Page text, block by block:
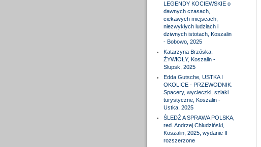
LEGENDY KOCIEWSKIE o
dawnych czasach,
ciekawych miejscach,
niezwykłych ludziach i
dziwnych istotach, Koszalin
- Bobowo, 2025
Katarzyna Brzóska,
ŻYWIOŁY, Koszalin -
Słupsk, 2025
Edda Gutsche, USTKA I
OKOLICE - PRZEWODNIK.
Spacery, wycieczki, szlaki
turystyczne, Koszalin -
Ustka, 2025
ŚLEDŹ A SPRAWA POLSKA,
red. Andrzej Chludziński,
Koszalin, 2025, wydanie II
rozszerzone